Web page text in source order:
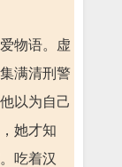
物语。虚
满清刑警
以为自己
她才知
吃着汉